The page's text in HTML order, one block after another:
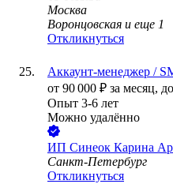
Москва
Воронцовская и еще 1
Откликнуться
Аккаунт-менеджер /
от 90 000 ₽ за месяц,
Опыт 3-6 лет
Можно удалённо
ИП Синеок Карина
Санкт-Петербург
Откликнуться